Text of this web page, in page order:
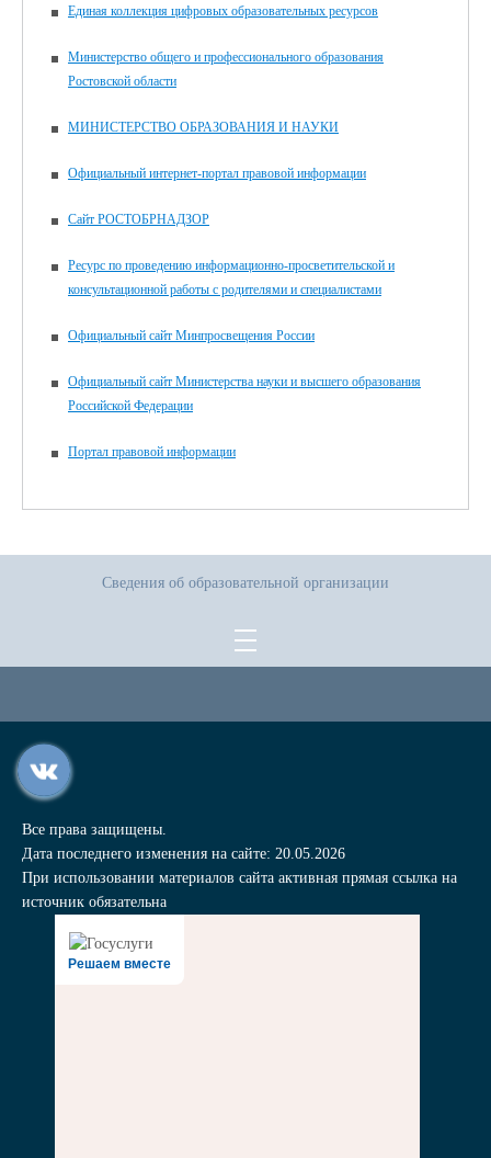
Единая коллекция цифровых образовательных ресурсов
Министерство общего и профессионального образования
Ростовской области
МИНИСТЕРСТВО ОБРАЗОВАНИЯ И НАУКИ
Официальный интернет-портал правовой информации
Сайт РОСТОБРНАДЗОР
Ресурс по проведению информационно-просветительской и
консультационной работы с родителями и специалистами
Официальный сайт Минпросвещения России
Официальный сайт Министерства науки и высшего образования
Российской Федерации
Портал правовой информации
Сведения об образовательной организации
Все права защищены.
Дата последнего изменения на сайте: 20.05.2026
При использовании материалов сайта активная прямая ссылка на
источник обязательна
Решаем вместе